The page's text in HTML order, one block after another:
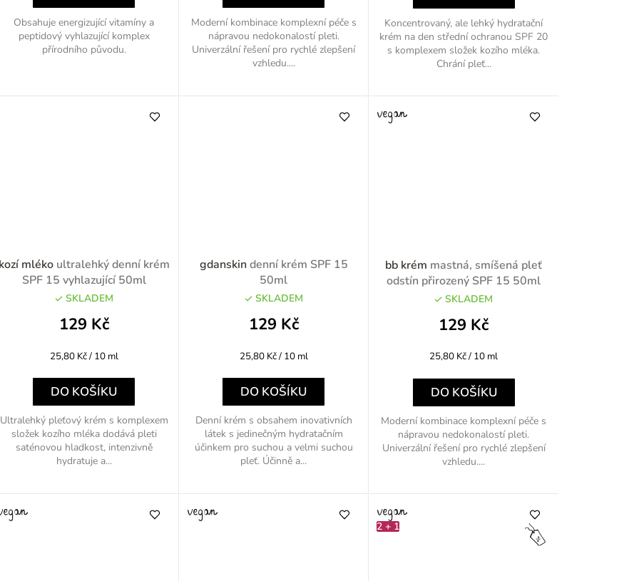
ů
Obsahuje energizující vitamíny a
peptidový vyhlazující komplex
přírodního původu.
Moderní kombinace komplexní péče s
nápravou nedokonalostí pleti.
Univerzální řešení pro rychlé zlepšení
vzhledu....
Koncentrovaný, ale lehký hydratační
krém na den střední ochranou SPF 20
s komplexem složek kozího mléka.
Chrání pleť...
kozí mléko ultralehký denní krém
SPF 15 vyhlazující 50ml
SKLADEM
129 Kč
Měrná
25,80 Kč / 10 ml
DO KOŠÍKU
Ultralehký pleťový krém s komplexem
složek kozího mléka dodává pleti
saténovou hladkost, intenzivně
hydratuje a...
gdanskindenní krém SPF 15
50ml
SKLADEM
129 Kč
Měrná
25,80 Kč / 10 ml
DO KOŠÍKU
Denní krém s obsahem inovativních
látek s jedinečným hydratačním
účinkem pro suchou a velmi suchou
pleť. Účinně a...
bb krém mastná, smíšená pleť
odstín přirozený SPF 15 50ml
SKLADEM
129 Kč
Měrná
25,80 Kč / 10 ml
DO KOŠÍKU
Moderní kombinace komplexní péče s
nápravou nedokonalostí pleti.
Univerzální řešení pro rychlé zlepšení
vzhledu....
2 + 1